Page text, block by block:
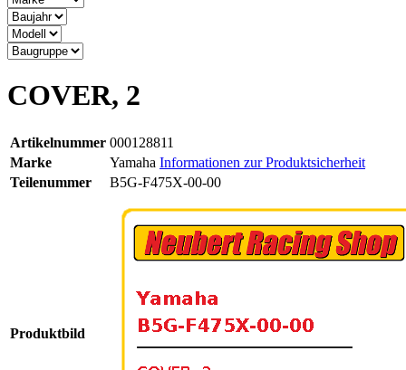
COVER, 2
Artikelnummer 000128811
Marke
Yamaha Informationen zur Produktsicherheit
Teilenummer
B5G-F475X-00-00
Produktbild